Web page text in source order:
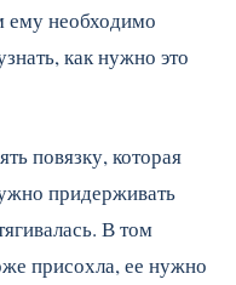
ему необходимо
как нужно это
повязку, которая
придерживать
В том
присохла, ее нужно